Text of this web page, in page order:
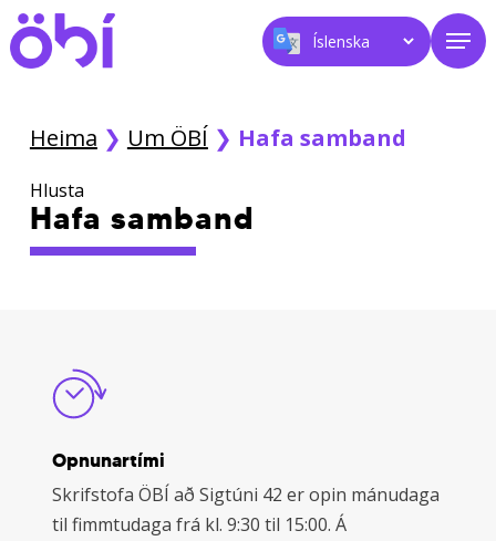
Skip
to
main
Heima ❯ Um ÖBÍ ❯ Hafa samband
Hlusta
Hafa samband
Opnunartími
Skrifstofa ÖBÍ að Sigtúni 42 er opin mánudaga
til fimmtudaga frá kl. 9:30 til 15:00. Á